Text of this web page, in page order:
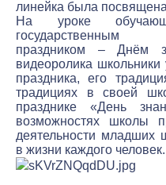
линейка была
На уроке
государственным
праздником – Днём
видеоролика
праздника, его
традициях в своей
празднике «День
возможностях школы
деятельности младших
в жизни каждого человек.